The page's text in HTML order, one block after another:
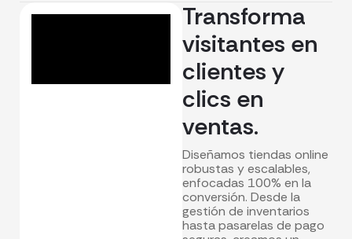
Transforma
visitantes en
clientes y
clics en
ventas.
Diseñamos tiendas online
robustas y escalables,
enfocadas 100% en la
conversión. Desde la
gestión de inventarios
hasta pasarelas de pago